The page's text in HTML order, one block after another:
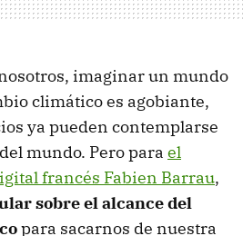
imaginar un mundo
climático es agobiante,
ya pueden contemplarse
mundo. Pero para el
francés Fabien Barrau,
sobre el alcance del
para sacarnos de nuestra